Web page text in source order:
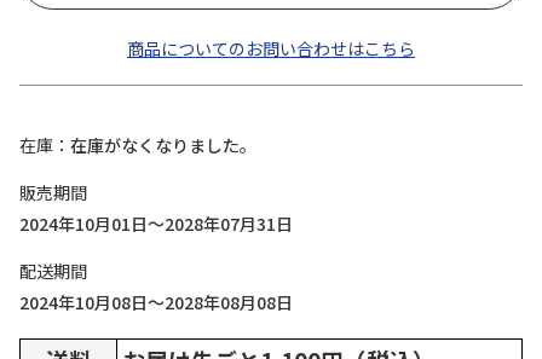
商品についてのお問い合わせはこちら
在庫
在庫がなくなりました。
販売期間
2024年10月01日～2028年07月31日
配送期間
2024年10月08日～2028年08月08日